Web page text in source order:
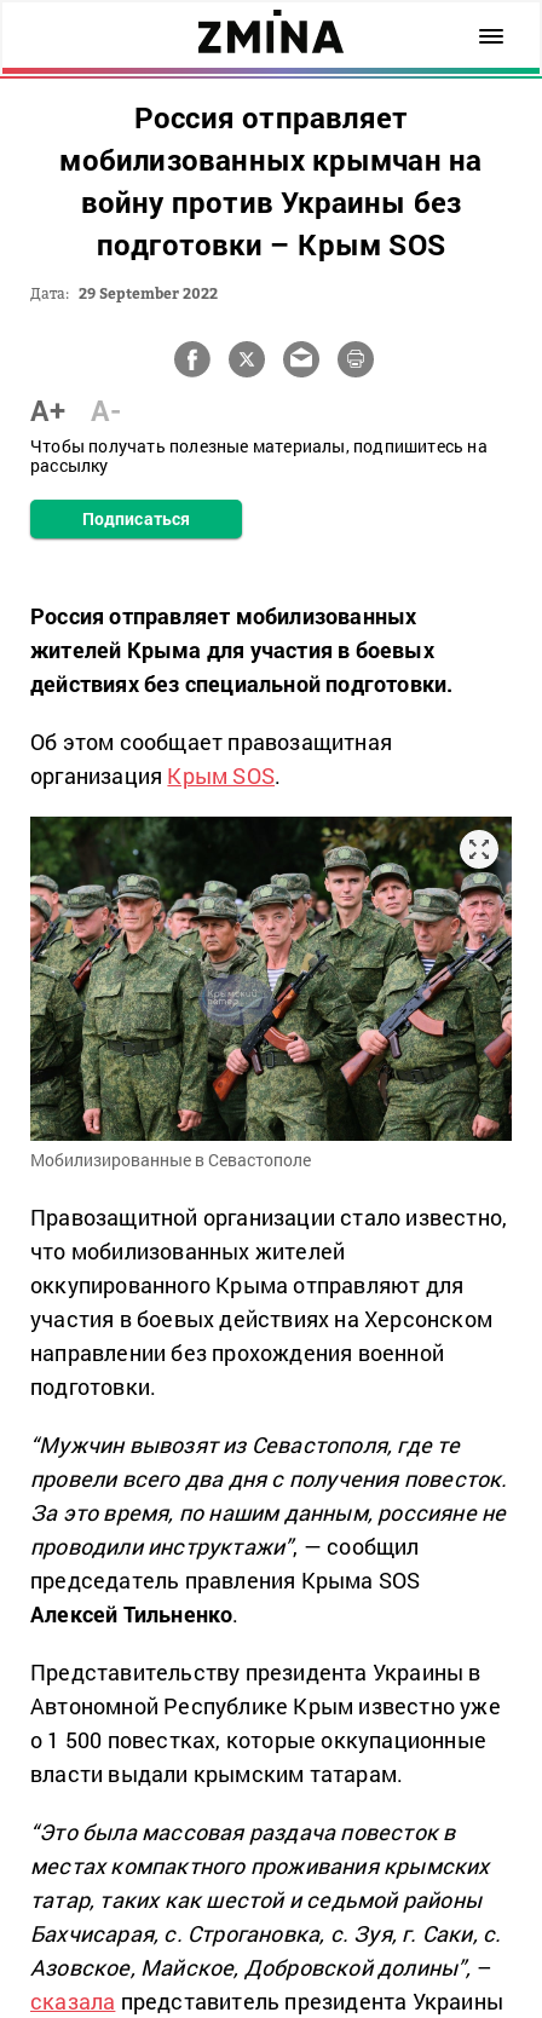
Россия отправляет
мобилизованных крымчан на
войну против Украины без
подготовки – Крым SOS
Дата: 29 September 2022
A+ A-
Чтобы получать полезные материалы, подпишитесь на
рассылку
Подписаться
Россия отправляет мобилизованных
жителей Крыма для участия в боевых
действиях без специальной подготовки.
Об этом сообщает правозащитная
организация Крым SOS.
Мобилизированные в Севастополе
Правозащитной организации стало известно,
что мобилизованных жителей
оккупированного Крыма отправляют для
участия в боевых действиях на Херсонском
направлении без прохождения военной
подготовки.
“Мужчин вывозят из Севастополя, где те
провели всего два дня с получения повесток.
За это время, по нашим данным, россияне не
проводили инструктажи”, — сообщил
председатель правления Крыма SOS
Алексей Тильненко.
Представительству президента Украины в
Автономной Республике Крым известно уже
о 1 500 повестках, которые оккупационные
власти выдали крымским татарам.
“Это была массовая раздача повесток в
местах компактного проживания крымских
татар, таких как шестой и седьмой районы
Бахчисарая, с. Строгановка, с. Зуя, г. Саки, с.
Азовское, Майское, Добровской долины”, –
сказала представитель президента Украины